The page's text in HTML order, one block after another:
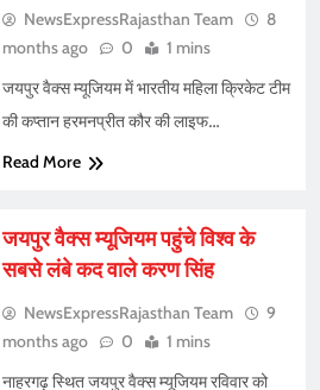
NewsExpressRajasthan Team
8
months ago
0 1 mins
जयपुर वैक्स म्यूजियम में भारतीय महिला क्रिकेट टीम
की कप्तान हरमनप्रीत कौर की लाइफ…
Read More
जयपुर वैक्स म्यूजियम पहुंचे विश्व के
सबसे लंबे कद वाले करण सिंह
NewsExpressRajasthan Team
9
months ago
0 1 mins
नाहरगढ़ स्थित जयपुर वैक्स म्यूजियम रविवार को